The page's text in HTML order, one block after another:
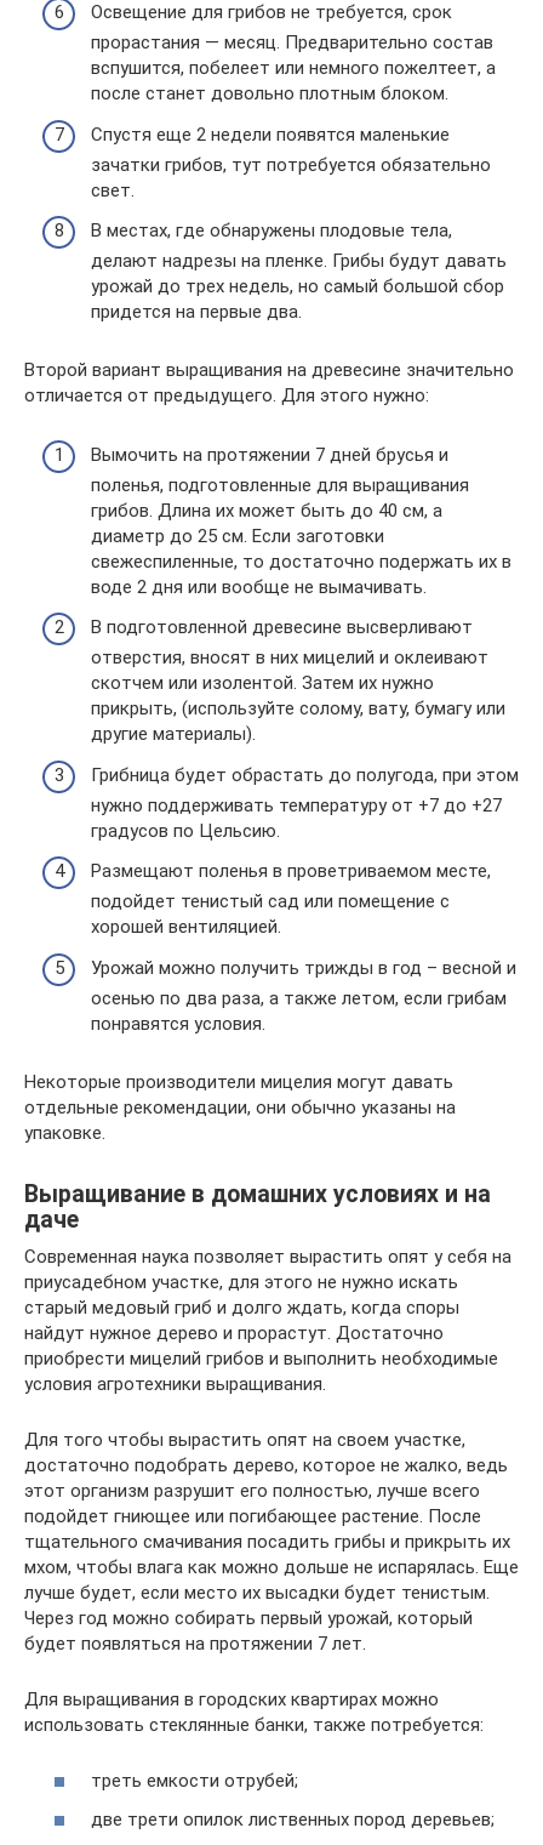
Освещение для грибов не требуется, срок
прорастания — месяц. Предварительно состав
вспушится, побелеет или немного пожелтеет, а
после станет довольно плотным блоком.
Спустя еще 2 недели появятся маленькие
зачатки грибов, тут потребуется обязательно
свет.
В местах, где обнаружены плодовые тела,
делают надрезы на пленке. Грибы будут давать
урожай до трех недель, но самый большой сбор
придется на первые два.
Второй вариант выращивания на древесине значительно
отличается от предыдущего. Для этого нужно:
Вымочить на протяжении 7 дней брусья и
поленья, подготовленные для выращивания
грибов. Длина их может быть до 40 см, а
диаметр до 25 см. Если заготовки
свежеспиленные, то достаточно подержать их в
воде 2 дня или вообще не вымачивать.
В подготовленной древесине высверливают
отверстия, вносят в них мицелий и оклеивают
скотчем или изолентой. Затем их нужно
прикрыть, (используйте солому, вату, бумагу или
другие материалы).
Грибница будет обрастать до полугода, при этом
нужно поддерживать температуру от +7 до +27
градусов по Цельсию.
Размещают поленья в проветриваемом месте,
подойдет тенистый сад или помещение с
хорошей вентиляцией.
Урожай можно получить трижды в год – весной и
осенью по два раза, а также летом, если грибам
понравятся условия.
Некоторые производители мицелия могут давать
отдельные рекомендации, они обычно указаны на
упаковке.
Выращивание в домашних условиях и на
даче
Современная наука позволяет вырастить опят у себя на
приусадебном участке, для этого не нужно искать
старый медовый гриб и долго ждать, когда споры
найдут нужное дерево и прорастут. Достаточно
приобрести мицелий грибов и выполнить необходимые
условия агротехники выращивания.
Для того чтобы вырастить опят на своем участке,
достаточно подобрать дерево, которое не жалко, ведь
этот организм разрушит его полностью, лучше всего
подойдет гниющее или погибающее растение. После
тщательного смачивания посадить грибы и прикрыть их
мхом, чтобы влага как можно дольше не испарялась. Еще
лучше будет, если место их высадки будет тенистым.
Через год можно собирать первый урожай, который
будет появляться на протяжении 7 лет.
Для выращивания в городских квартирах можно
использовать стеклянные банки, также потребуется:
треть емкости отрубей;
две трети опилок лиственных пород деревьев;